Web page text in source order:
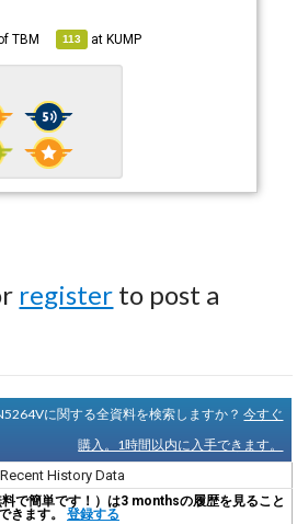
TBM 113 atKUMP
register to post a
に関する全資料を検索しますか？今すぐ
購入。1時間以内に入手できます。
History Data
で簡単です！）は3 monthsの履歴を見ること
きます。 登録する